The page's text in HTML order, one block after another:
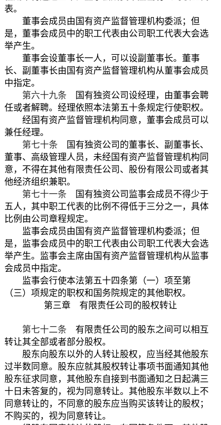
表。
董事会成员由国有资产监督管理机构委派；但
是，董事会成员中的职工代表由公司职工代表大会选
举产生。
董事会设董事长一人，可以设副董事长。董事
长、副董事长由国有资产监督管理机构从董事会成员
中指定。
第六十九条 国有独资公司设经理，由董事会聘
任或者解聘。经理依照本法第五十条规定行使职权。
经国有资产监督管理机构同意，董事会成员可以
兼任经理。
第七十条 国有独资公司的董事长、副董事长、
董事、高级管理人员，未经国有资产监督管理机构同
意，不得在其他有限责任公司、股份有限公司或者其
他经济组织兼职。
第七十一条 国有独资公司监事会成员不得少于
五人，其中职工代表的比例不得低于三分之一，具体
比例由公司章程规定。
监事会成员由国有资产监督管理机构委派；但
是，监事会成员中的职工代表由公司职工代表大会选
举产生。监事会主席由国有资产监督管理机构从监事
会成员中指定。
监事会行使本法第五十四条第（一）项至第
（三）项规定的职权和国务院规定的其他职权。
第三章 有限责任公司的股权转让
第七十二条 有限责任公司的股东之间可以相互
转让其全部或者部分股权。
股东向股东以外的人转让股权，应当经其他股东
过半数同意。股东应就其股权转让事项书面通知其他
股东征求同意，其他股东自接到书面通知之日起满三
十日未答复的，视为同意转让。其他股东半数以上不
同意转让的，不同意的股东应当购买该转让的股权；
不购买的，视为同意转让。